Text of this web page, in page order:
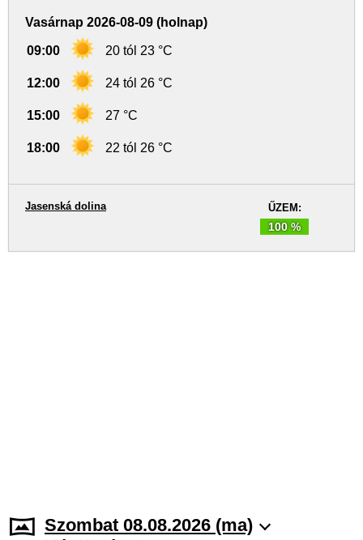
Vasárnap 2026-08-09 (holnap)
09:00 20 tól 23 °C
12:00 24 tól 26 °C
15:00 27 °C
18:00 22 tól 26 °C
ŰZEM:
100 %
Jasenská dolina
Szombat 08.08.2026 (ma)